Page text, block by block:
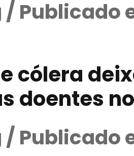
Publicado
cólera
doentes
Publicado